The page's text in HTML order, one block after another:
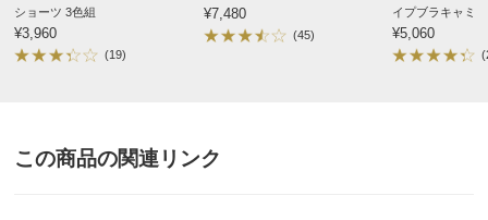
ネットを利用すればご家庭の洗濯機で洗えます。
東京都 50代女性
伸びるし大きいかった
ショーツ 3色組
¥3,960
(19)
¥7,480
(45)
イプブラキャミ
¥5,060
この商品の関連リンク